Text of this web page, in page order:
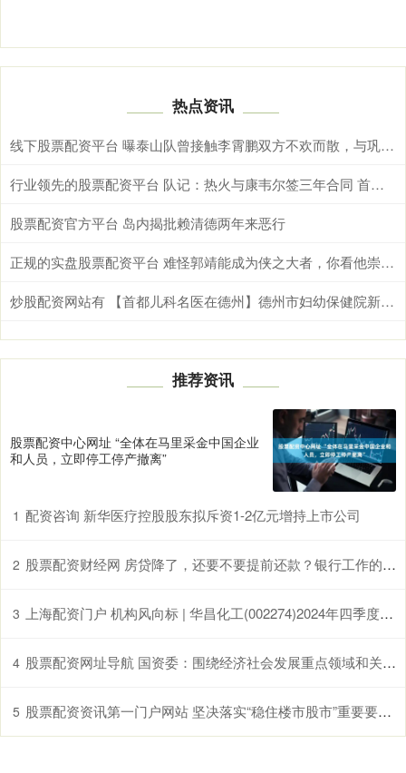
热点资讯
线下股票配资平台 曝泰山队曾接触李霄鹏双方不欢而散，与巩晓彬不回山东男篮很相似
行业领先的股票配资平台 队记：热火与康韦尔签三年合同 首年年薪130万&第三年球队选项
股票配资官方平台 岛内揭批赖清德两年来恶行
正规的实盘股票配资平台 难怪郭靖能成为侠之大者，你看他崇拜谁？一位忠义两全的三国名人
炒股配资网站有 【首都儿科名医在德州】德州市妇幼保健院新生儿科百日守护 870g超早产儿“闯关”成功
推荐资讯
股票配资中心网址 “全体在马里采金中国企业
和人员，立即停工停产撤离”
1 配资咨询 新华医疗控股股东拟斥资1-2亿元增持上市公司
2 股票配资财经网 房贷降了，还要不要提前还款？银行工作的同学跟我说了心里话
3 上海配资门户 机构风向标 | 华昌化工(002274)2024年四季度已披露前十大机构持股比例合计下跌1.95个百分点
4 股票配资网址导航 国资委：围绕经济社会发展重点领域和关键环节 谋划一批具有战略性、基础性、引领性的重大项目
5 股票配资资讯第一门户网站 坚决落实“稳住楼市股市”重要要求，证监会多措并举落实中央部署